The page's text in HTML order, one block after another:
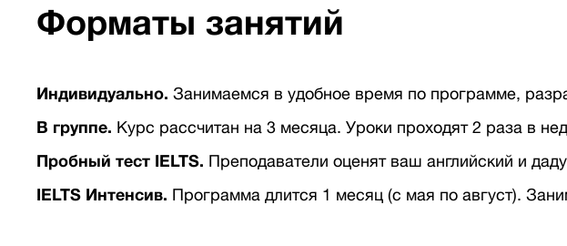
Форматы занятий
Индивидуально. Занимаемся в удобное время по программе,
В группе. Курс рассчитан на 3 месяца. Уроки проходят 2 раза в
Пробный тест IELTS. Преподаватели оценят ваш английский и
IELTS Интенсив. Программа длится 1 месяц (с мая по август).